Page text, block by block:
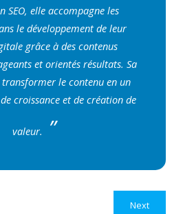
SEO, elle accompagne les
le développement de leur
grâce à des contenus
et orientés résultats. Sa
transformer le contenu en un
croissance et de création de
valeur.
Next